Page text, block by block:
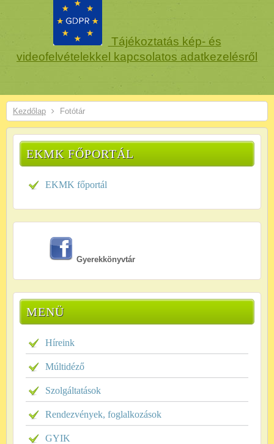
Tájékoztatás kép- és
videofelvételekkel kapcsolatos adatkezelésről
Kezdőlap Fotótár
EKMK FŐPORTÁL
EKMK főportál
Gyerekkönyvtár
MENÜ
Híreink
Múltidéző
Szolgáltatások
Rendezvények, foglalkozások
GYIK